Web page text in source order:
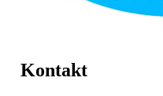
Kontakt